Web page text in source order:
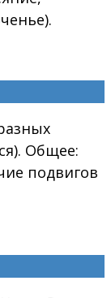
Общее:
подвигов